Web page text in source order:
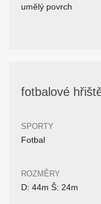
umělý povrch
fotbalové
SPORTY
Fotbal
ROZMĚRY
D: 44m Š: 24m